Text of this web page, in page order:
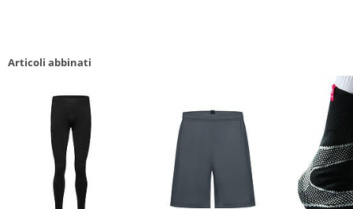
Articoli abbinati